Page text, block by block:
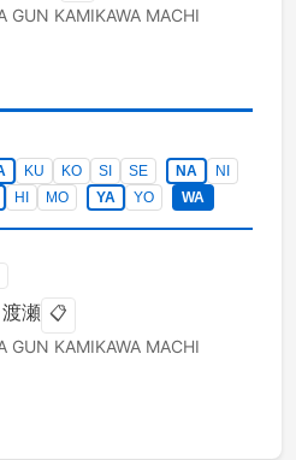
GUN KAMIKAWA MACHI
KU KO SI SE NA
NI
HI MO YA YO WA
渡瀬 📋
GUN KAMIKAWA MACHI